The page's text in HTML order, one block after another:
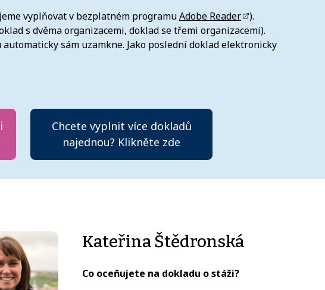
vyplňovat v bezplatném programuAdobe Reader
).
s dvěma organizacemi, doklad se třemi organizacemi).
sám uzamkne. Jako poslední doklad elektronicky
Chcete vyplnit více dokladů
najednou? Klikněte zde
Kateřina Štědronská
Co oceňujete na dokladu o stáži?